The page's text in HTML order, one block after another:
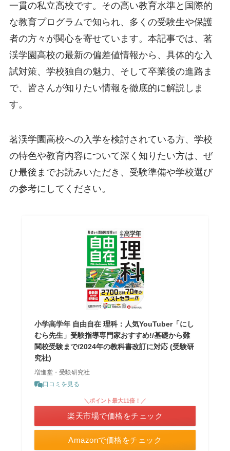
一貫の私立高校です。その高い教育水準と国際的
な教育プログラムで知られ、多くの受験生や保護
者の方々が関心を寄せています。本記事では、茗
渓学園高校の最新の偏差値情報から、具体的な入
試対策、学校独自の魅力、そして卒業後の進路ま
で、皆さんが知りたい情報を徹底的に解説しま
す。
茗渓学園高校への入学を検討されている方、学校
の特色や教育内容について深く知りたい方は、ぜ
ひ最後までお読みいただき、受験準備や学校選び
の参考にしてください。
小学高学年 自由自在 理科：人気YouTuber「にし
むら先生」受験指導専門家おすすめ!/基礎から難
関校受験まで/2024年の教科書改訂に対応 (受験研
究社)
増進堂・受験研究社
口コミを見る
Amazonで価格をチェック
＼ポイント最大11倍！／
楽天市場で価格をチェック